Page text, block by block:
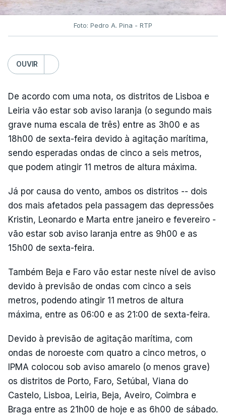
Foto: Pedro A. Pina - RTP
OUVIR
De acordo com uma nota, os distritos de Lisboa e
Leiria vão estar sob aviso laranja (o segundo mais
grave numa escala de três) entre as 3h00 e as
18h00 de sexta-feira devido à agitação marítima,
sendo esperadas ondas de cinco a seis metros,
que podem atingir 11 metros de altura máxima.
Já por causa do vento, ambos os distritos -- dois
dos mais afetados pela passagem das depressões
Kristin, Leonardo e Marta entre janeiro e fevereiro -
vão estar sob aviso laranja entre as 9h00 e as
15h00 de sexta-feira.
Também Beja e Faro vão estar neste nível de aviso
devido à previsão de ondas com cinco a seis
metros, podendo atingir 11 metros de altura
máxima, entre as 06:00 e as 21:00 de sexta-feira.
Devido à previsão de agitação marítima, com
ondas de noroeste com quatro a cinco metros, o
IPMA colocou sob aviso amarelo (o menos grave)
os distritos de Porto, Faro, Setúbal, Viana do
Castelo, Lisboa, Leiria, Beja, Aveiro, Coimbra e
Braga entre as 21h00 de hoje e as 6h00 de sábado.